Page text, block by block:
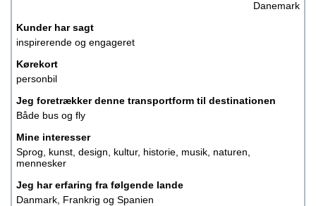
Danemark
Kunder har sagt
inspirerende og engageret
Kørekort
personbil
Jeg foretrækker denne transportform til destinationen
Både bus og fly
Mine interesser
Sprog, kunst, design, kultur, historie, musik, naturen,
mennesker
Jeg har erfaring fra følgende lande
Danmark, Frankrig og Spanien